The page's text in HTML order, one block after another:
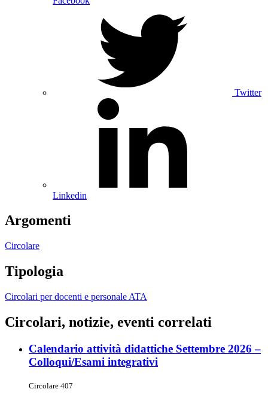
Twitter
Linkedin
Argomenti
Circolare
Tipologia
Circolari per docenti e personale ATA
Circolari, notizie, eventi correlati
Calendario attività didattiche Settembre 2026 –
Colloqui/Esami integrativi
Circolare 407